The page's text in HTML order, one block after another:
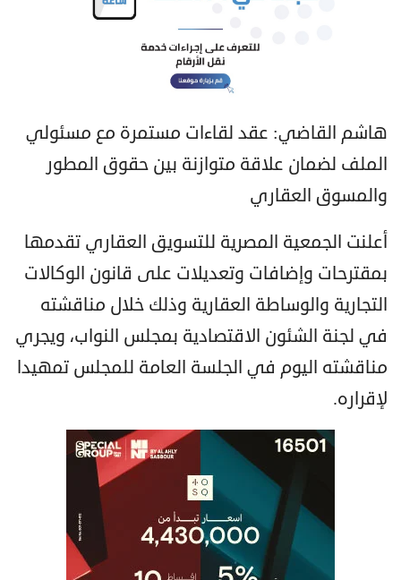
هاشم القاضي: عقد لقاءات مستمرة مع مسئولي
الملف لضمان علاقة متوازنة بين حقوق المطور
والمسوق العقاري
أعلنت الجمعية المصرية للتسويق العقاري تقدمها
بمقترحات وإضافات وتعديلات على قانون الوكالات
التجارية والوساطة العقارية وذلك خلال مناقشته
في لجنة الشئون الاقتصادية بمجلس النواب، ويجري
مناقشته اليوم في الجلسة العامة للمجلس تمهيدا
لإقراره.